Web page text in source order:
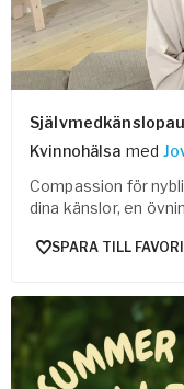
Kvinnohälsa med
Compassion för
dina känslor, en
SPARA TILL